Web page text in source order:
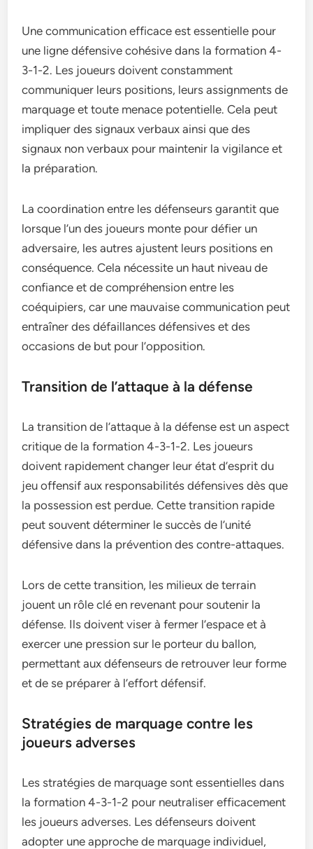
Une communication efficace est essentielle pour
une ligne défensive cohésive dans la formation 4-
3-1-2. Les joueurs doivent constamment
communiquer leurs positions, leurs assignments de
marquage et toute menace potentielle. Cela peut
impliquer des signaux verbaux ainsi que des
signaux non verbaux pour maintenir la vigilance et
la préparation.
La coordination entre les défenseurs garantit que
lorsque l’un des joueurs monte pour défier un
adversaire, les autres ajustent leurs positions en
conséquence. Cela nécessite un haut niveau de
confiance et de compréhension entre les
coéquipiers, car une mauvaise communication peut
entraîner des défaillances défensives et des
occasions de but pour l’opposition.
Transition de l’attaque à la défense
La transition de l’attaque à la défense est un aspect
critique de la formation 4-3-1-2. Les joueurs
doivent rapidement changer leur état d’esprit du
jeu offensif aux responsabilités défensives dès que
la possession est perdue. Cette transition rapide
peut souvent déterminer le succès de l’unité
défensive dans la prévention des contre-attaques.
Lors de cette transition, les milieux de terrain
jouent un rôle clé en revenant pour soutenir la
défense. Ils doivent viser à fermer l’espace et à
exercer une pression sur le porteur du ballon,
permettant aux défenseurs de retrouver leur forme
et de se préparer à l’effort défensif.
Stratégies de marquage contre les
joueurs adverses
Les stratégies de marquage sont essentielles dans
la formation 4-3-1-2 pour neutraliser efficacement
les joueurs adverses. Les défenseurs doivent
adopter une approche de marquage individuel,